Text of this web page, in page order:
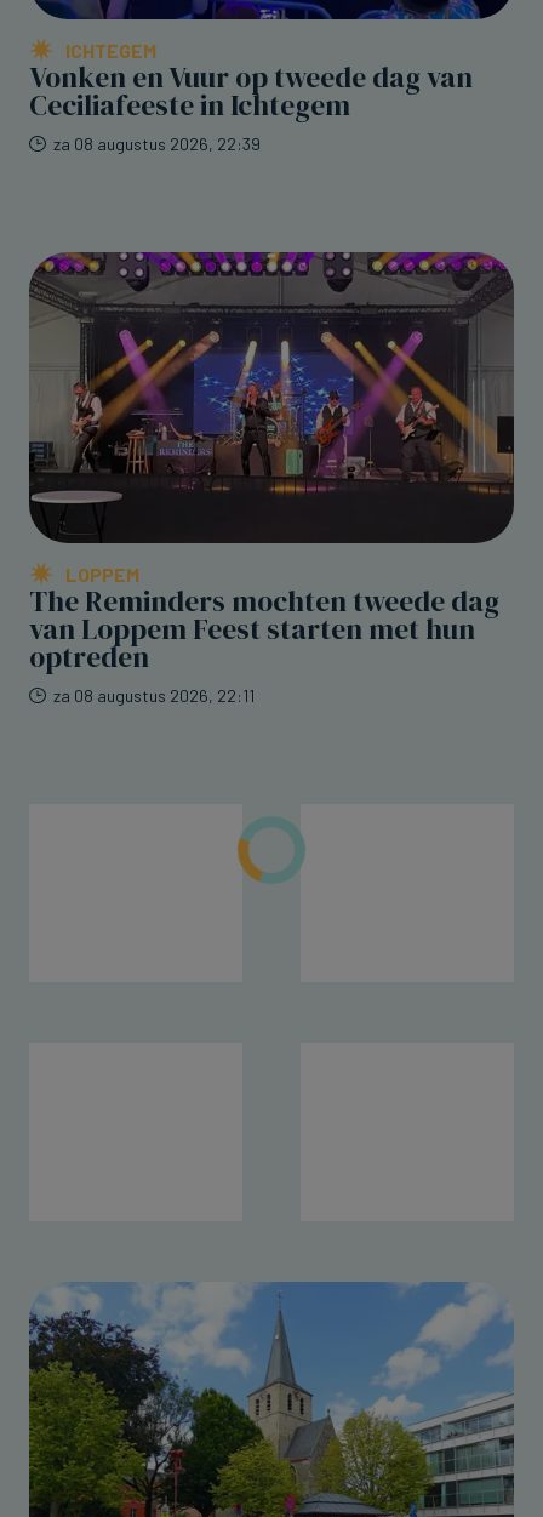
ICHTEGEM
Vonken en Vuur op tweede dag van
Ceciliafeeste in Ichtegem
za 08 augustus 2026, 22:39
LOPPEM
The Reminders mochten tweede dag
van Loppem Feest starten met hun
optreden
za 08 augustus 2026, 22:11